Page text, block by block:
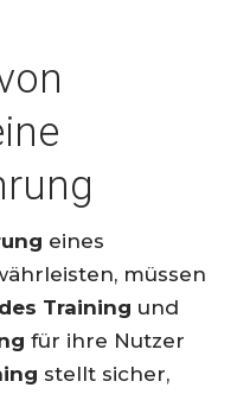
eines
müssen
Training und
für ihre Nutzer
stellt sicher,